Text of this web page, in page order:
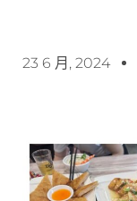
23 6 月, 2024